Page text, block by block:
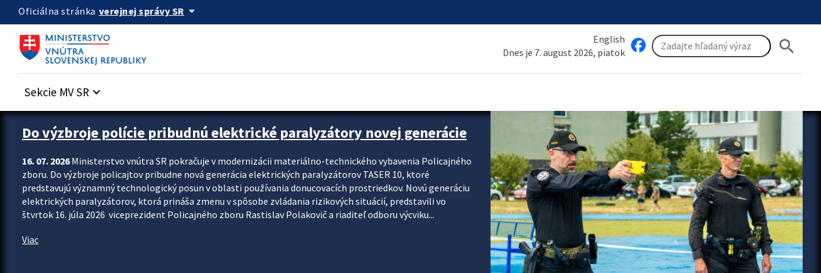
Preskocit na hlavný obsah
Oficiálna stránka verejnej správy SR arrow_drop_down
English
Dnes je 7. august 2026, piatok
search
Sekcie MV SR keyboard_arrow_down
Zastavit automatický posun upútavok
Do výzbroje polície pribudnú elektrické paralyzátory novej generácie
16. 07. 2026Ministerstvo vnútra SR pokračuje v modernizácii materiálno-technického vybavenia Policajného
zboru. Do výzbroje policajtov pribudne nová generácia elektrických paralyzátorov TASER 10, ktoré
predstavujú významný technologický posun v oblasti používania donucovacích prostriedkov. Novú generáciu
elektrických paralyzátorov, ktorá prináša zmenu v spôsobe zvládania rizikových situácií, predstavili vo
štvrtok 16. júla 2026 viceprezident Policajného zboru Rastislav Polakovič a riaditeľ odboru výcviku...
Viac